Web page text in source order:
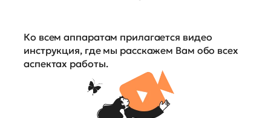
Ко всем аппаратам прилагается видео
инструкция, где мы расскажем Вам обо всех
аспектах работы.